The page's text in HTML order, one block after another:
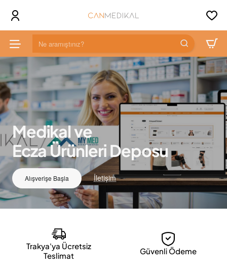
Can
Medikal
Ne
aramıştınız?
Medikal ve
Ecza Ürünleri Deposu
Alışverişe Başla İletişim
Trakya'ya Ücretsiz
Teslimat
Güvenli Ödeme